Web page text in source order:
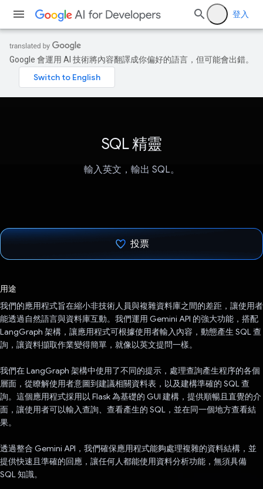
登入
Google 會運用 AI 技術將內容翻譯成你偏好的語言，但可能會出錯。
SQL 精靈
輸入英文，輸出 SQL。
投票
用途
我們的應用程式旨在縮小非技術人員與複雜資料庫之間的差距，讓使用者
能透過自然語言與資料庫互動。我們運用 Gemini API 的強大功能，搭配
LangGraph 架構，讓應用程式可根據使用者輸入內容，動態產生 SQL 查
詢，讓資料擷取作業變得簡單，就像以英文提問一樣。
我們在 LangGraph 架構中使用了不同的提示，處理查詢產生程序的各個
層面，從瞭解使用者意圖到建議相關資料表，以及建構準確的 SQL 查
詢。這個應用程式採用以 Flask 為基礎的 GUI 建構，提供順暢且直覺的介
面，讓使用者可以輸入查詢、查看產生的 SQL，並在同一個地方查看結
果。
透過整合 Gemini API，我們確保應用程式能夠處理複雜的資料結構，並
提供快速且準確的回應，讓任何人都能使用資料分析功能，無須具備
SQL 知識。